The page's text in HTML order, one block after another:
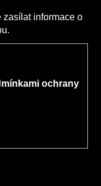
zasílat informace o
ochrany